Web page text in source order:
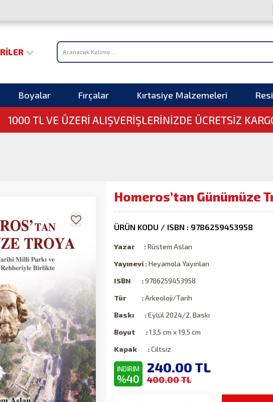
Boyalar Fırçalar Kırtasiye Malzemeleri
1000 TL VE ÜZERI ALIŞVERIŞLERINIZDE ÜCRETSİZ
Homeros’tan Günümüze
ÜRÜN KODU / ISBN : 9786259453958
Yazar :Rüstem Aslan
Yayınevi :Heyamola Yayınları
ISBN :9786259453958
Tür :Arkeoloji/Tarih
Baskı :Eylül 2024/2. Baskı
Boyut :13,5 cm x 19,5 cm
Kapak :Ciltsiz
İNDİRİM
%40
240.00 TL
400.00 TL